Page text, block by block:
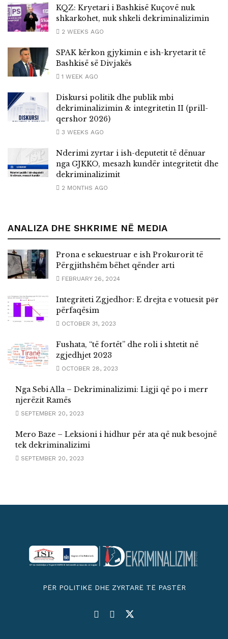
KQZ: Kryetari i Bashkisë Kuçovë nuk
shkarkohet, nuk shkeli dekriminalizimin
2 WEEKS AGO
SPAK kërkon gjykimin e ish-kryetarit të
Bashkisë së Divjakës
1 WEEK AGO
Diskursi politik dhe publik mbi
dekriminalizimin & integritetin II (prill-
qershor 2026)
3 WEEKS AGO
Nderimi zyrtar i ish-deputetit të dënuar
nga GJKKO, mesazh kundër integritetit dhe
dekriminalizimit
2 MONTHS AGO
ANALIZA DHE SHKRIME NË MEDIA
Prona e sekuestruar e ish Prokurorit të
Përgjithshëm bëhet qënder arti
FEBRUARY 26, 2024
Integriteti Zgjedhor: E drejta e votuesit pёr
përfaqësim
OCTOBER 31, 2023
Fushata, “të fortët” dhe roli i shtetit në
zgjedhjet 2023
OCTOBER 28, 2023
Nga Sebi Alla – Dekriminalizimi: Ligji që po i merr
njerëzit Ramës
SEPTEMBER 20, 2023
Mero Baze – Leksioni i hidhur për ata që nuk besojnë
tek dekriminalizimi
SEPTEMBER 20, 2023
PËR POLITIKË DHE ZYRTARË TË PASTËR